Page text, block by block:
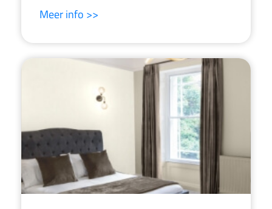
Meer info >>